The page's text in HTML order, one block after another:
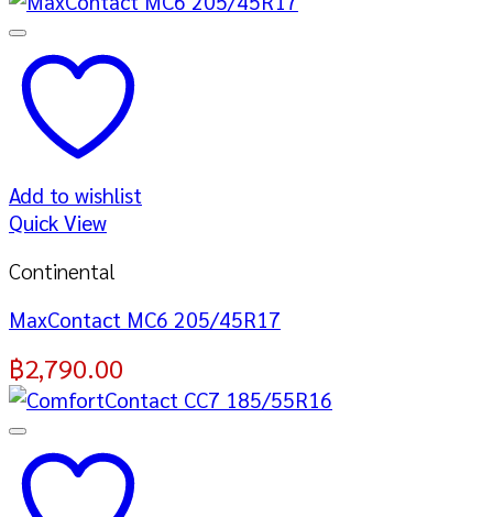
Add to wishlist
Quick View
Continental
MaxContact MC6 205/45R17
฿2,790.00